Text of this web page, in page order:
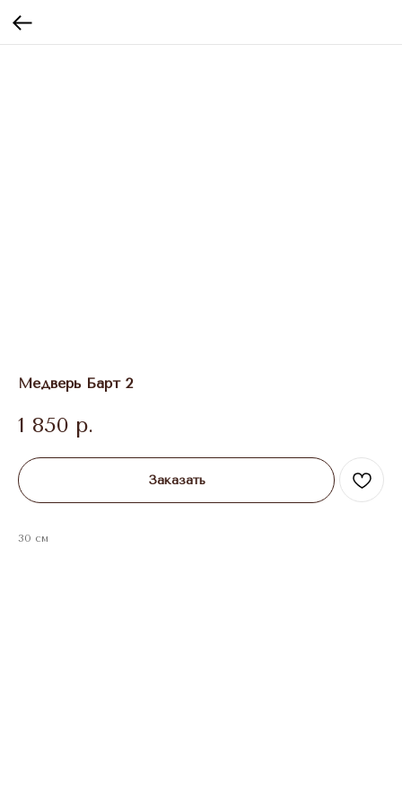
Медверь Барт 2
1 850 р.
Заказать
30 см